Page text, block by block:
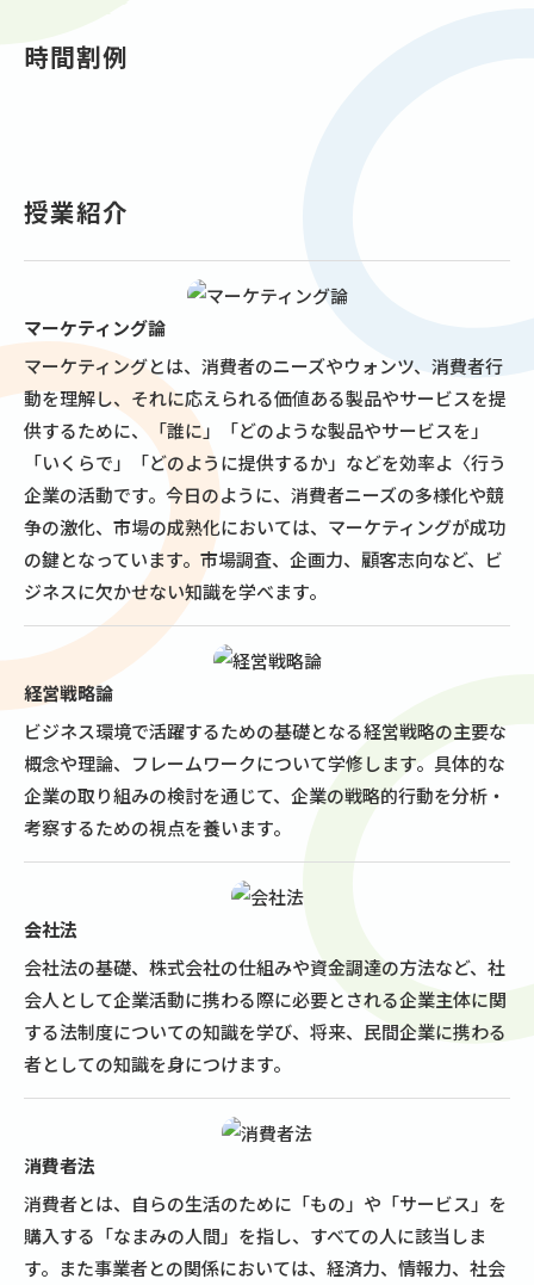
時間割例
授業紹介
マーケティング論
マーケティングとは、消費者のニーズやウォンツ、消費者行
動を理解し、それに応えられる価値ある製品やサービスを提
供するために、「誰に」「どのような製品やサービスを」
「いくらで」「どのように提供するか」などを効率よ〈行う
企業の活動です。今日のように、消費者ニーズの多様化や競
争の激化、市場の成熟化においては、マーケティングが成功
の鍵となっています。市場調査、企画力、顧客志向など、ビ
ジネスに欠かせない知識を学べます。
経営戦略論
ビジネス環境で活躍するための基礎となる経営戦略の主要な
概念や理論、フレームワークについて学修します。具体的な
企業の取り組みの検討を通じて、企業の戦略的行動を分析・
考察するための視点を養います。
会社法
会社法の基礎、株式会社の仕組みや資金調達の方法など、社
会人として企業活動に携わる際に必要とされる企業主体に関
する法制度についての知識を学び、将来、民間企業に携わる
者としての知識を身につけます。
消費者法
消費者とは、自らの生活のために「もの」や「サービス」を
購入する「なまみの人間」を指し、すべての人に該当しま
す。また事業者との関係においては、経済力、情報力、社会